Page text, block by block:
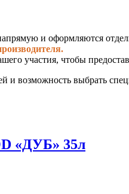
и оформляются
участия, чтобы
и возможность выбрать
«ДУБ» 35л